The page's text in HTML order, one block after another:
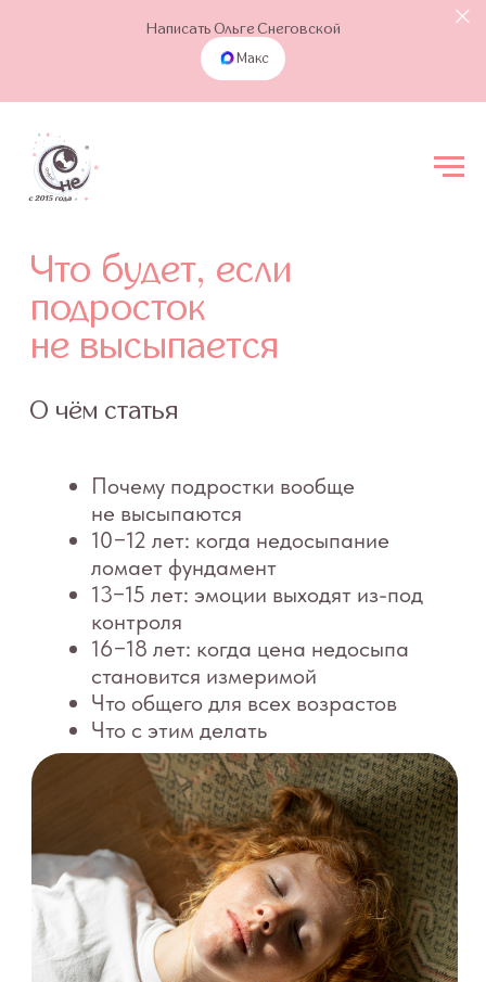
Написать Ольге Снеговской
Макс
Почему подростки вообще
ломает фундамент
13−15 лет: эмоции выходят из-под
становится измеримой
Что общего для всех возрастов
Что с этим делать
О чём статья
Что будет, если
не высыпается